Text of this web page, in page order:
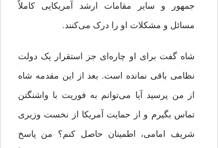
جمهور و سایر مقامات ارشد آمریکایی کاملاً
مسائل و مشکلات او را درک می‌کنند.
شاه گفت برای او چاره‌ای جز استقرار یک دولت
نظامی باقی نمانده است. بعد از این مقدمه شاه
از من پرسید آیا می‌توانم به فوریت با واشنگتن
تماس بگیرم و از حمایت آمریکا از نخست وزیری
شریف امامی، اطمینان حاصل کنم؟ من پاسخ